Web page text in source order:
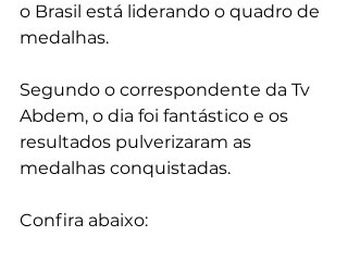
o Brasil está liderando o quadro de
medalhas.
Segundo o correspondente da Tv
Abdem, o dia foi fantástico e os
resultados pulverizaram as
medalhas conquistadas.
Confira abaixo: